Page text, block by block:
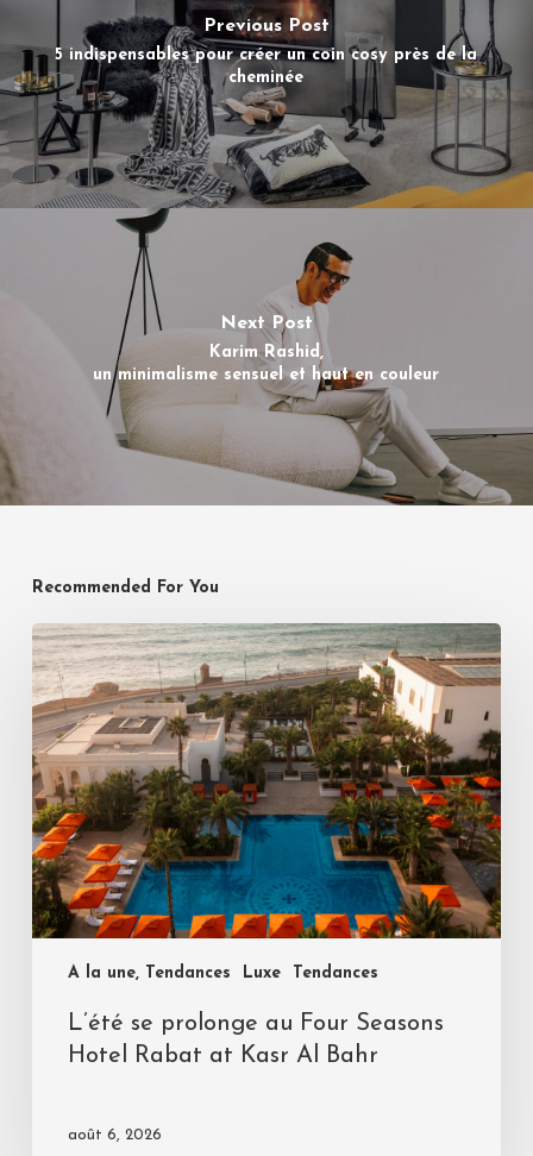
Previous Post
5 indispensables pour créer un coin cosy près de la
cheminée
Next Post
Karim Rashid,
un minimalisme sensuel et haut en couleur
Recommended For You
A la une, Tendances Luxe Tendances
L’été se prolonge au Four Seasons
Hotel Rabat at Kasr Al Bahr
août 6, 2026